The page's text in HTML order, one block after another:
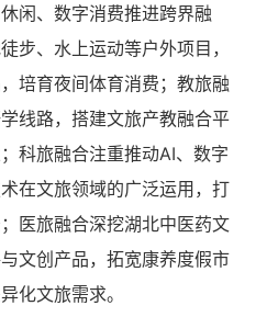
闲、数字消费推进跨界融
步、水上运动等户外项目，
培育夜间体育消费；教旅融
线路，搭建文旅产教融合平
科旅融合注重推动AI、数字
在文旅领域的广泛运用，打
医旅融合深挖湖北中医药文
文创产品，拓宽康养度假市
化文旅需求。